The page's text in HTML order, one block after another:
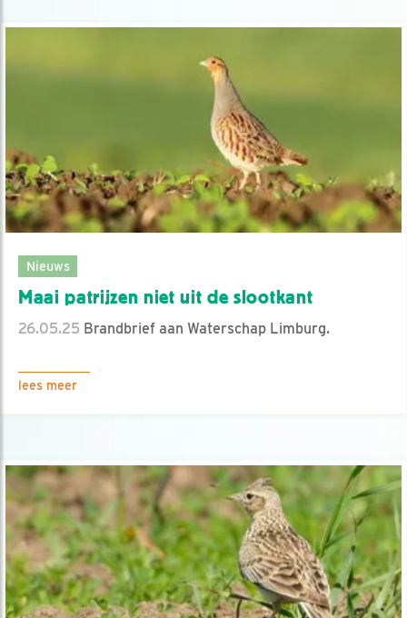
Nieuws
Maai patrijzen niet uit de slootkant
26.05.25 Brandbrief aan Waterschap Limburg.
lees meer